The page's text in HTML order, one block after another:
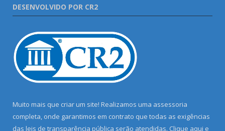
DESENVOLVIDO POR CR2
Muito mais que criar um site! Realizamos uma assessoria
completa, onde garantimos em contrato que todas as exigências
das leis de transparência pública serão atendidas. Clique aqui e